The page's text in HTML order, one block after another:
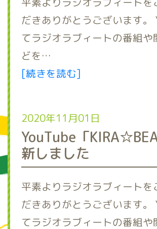
だきありがとうございます。
てラジオラブィートの番組や
どを…
[続きを読む]
2020年11月01日
YouTube「
新しました
平素よりラジオラブィートを
だきありがとうございます。
てラジオラブィートの番組や